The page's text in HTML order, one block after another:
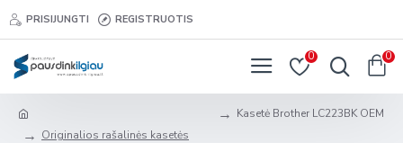
PRISIJUNGTI REGISTRUOTIS
0 0
Originalios rašalinės kasetės
Kasetė Brother LC223BK OEM